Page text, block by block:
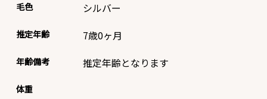
毛色 シルバー
推定年齢 7歳0ヶ月
年齢備考 推定年齢となります
体重